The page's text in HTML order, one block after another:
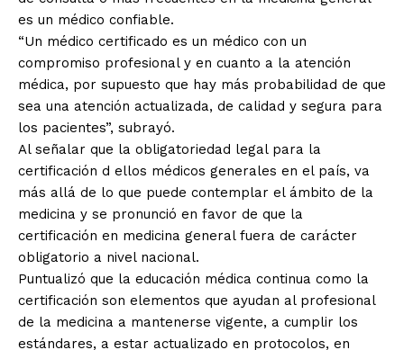
es un médico confiable.
“Un médico certificado es un médico con un
compromiso profesional y en cuanto a la atención
médica, por supuesto que hay más probabilidad de que
sea una atención actualizada, de calidad y segura para
los pacientes”, subrayó.
Al señalar que la obligatoriedad legal para la
certificación d ellos médicos generales en el país, va
más allá de lo que puede contemplar el ámbito de la
medicina y se pronunció en favor de que la
certificación en medicina general fuera de carácter
obligatorio a nivel nacional.
Puntualizó que la educación médica continua como la
certificación son elementos que ayudan al profesional
de la medicina a mantenerse vigente, a cumplir los
estándares, a estar actualizado en protocolos, en